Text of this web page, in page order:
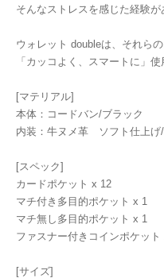
そんなストレスを感じた経験が
ウォレット doubleは、それら
「カッコよく、スマートに」使
[マテリアル]
本体：コードバン/ブラック
内装：牛ヌメ革 ソフト仕上げ
[スペック]
カードポケット x 12
マチ付き多目的ポケット x 1
マチ無し多目的ポケット x 1
ファスナー付きコインポケット
[サイズ]